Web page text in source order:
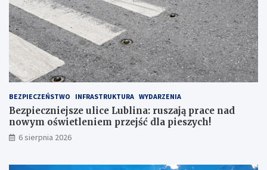
1
6
7
BEZPIECZEŃSTWO INFRASTRUKTURA WYDARZENIA
Bezpieczniejsze ulice Lublina: ruszają prace nad
nowym oświetleniem przejść dla pieszych!
6 sierpnia 2026